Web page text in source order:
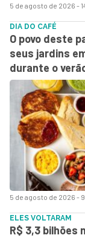
5 de agosto de 2026 -
5 de agosto de 2026 -
DIA DO CAFÉ
O povo deste
seus jardins
durante o
ELES VOLTARAM
R$ 3,3 bilhões